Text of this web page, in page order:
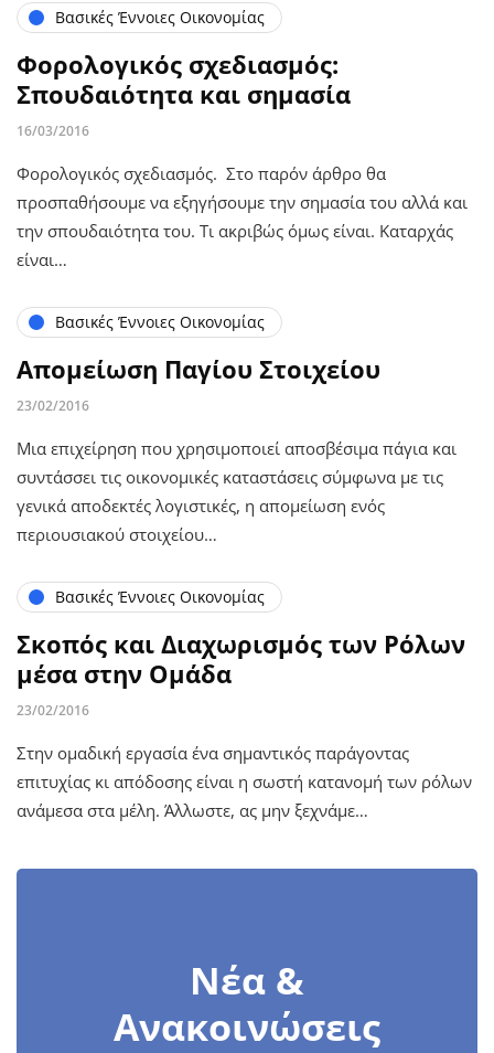
Βασικές Έννοιες Οικονομίας
Φορολογικός σχεδιασμός:
Σπουδαιότητα και σημασία
16/03/2016
Φορολογικός σχεδιασμός. Στο παρόν άρθρο θα
προσπαθήσουμε να εξηγήσουμε την σημασία του αλλά και
την σπουδαιότητα του. Τι ακριβώς όμως είναι. Καταρχάς
είναι…
Βασικές Έννοιες Οικονομίας
Απομείωση Παγίου Στοιχείου
23/02/2016
Μια επιχείρηση που χρησιμοποιεί αποσβέσιμα πάγια και
συντάσσει τις οικονομικές καταστάσεις σύμφωνα με τις
γενικά αποδεκτές λογιστικές, η απομείωση ενός
περιουσιακού στοιχείου…
Βασικές Έννοιες Οικονομίας
Σκοπός και Διαχωρισμός των Ρόλων
μέσα στην Ομάδα
23/02/2016
Στην ομαδική εργασία ένα σημαντικός παράγοντας
επιτυχίας κι απόδοσης είναι η σωστή κατανομή των ρόλων
ανάμεσα στα μέλη. Άλλωστε, ας μην ξεχνάμε…
Νέα &
Ανακοινώσεις